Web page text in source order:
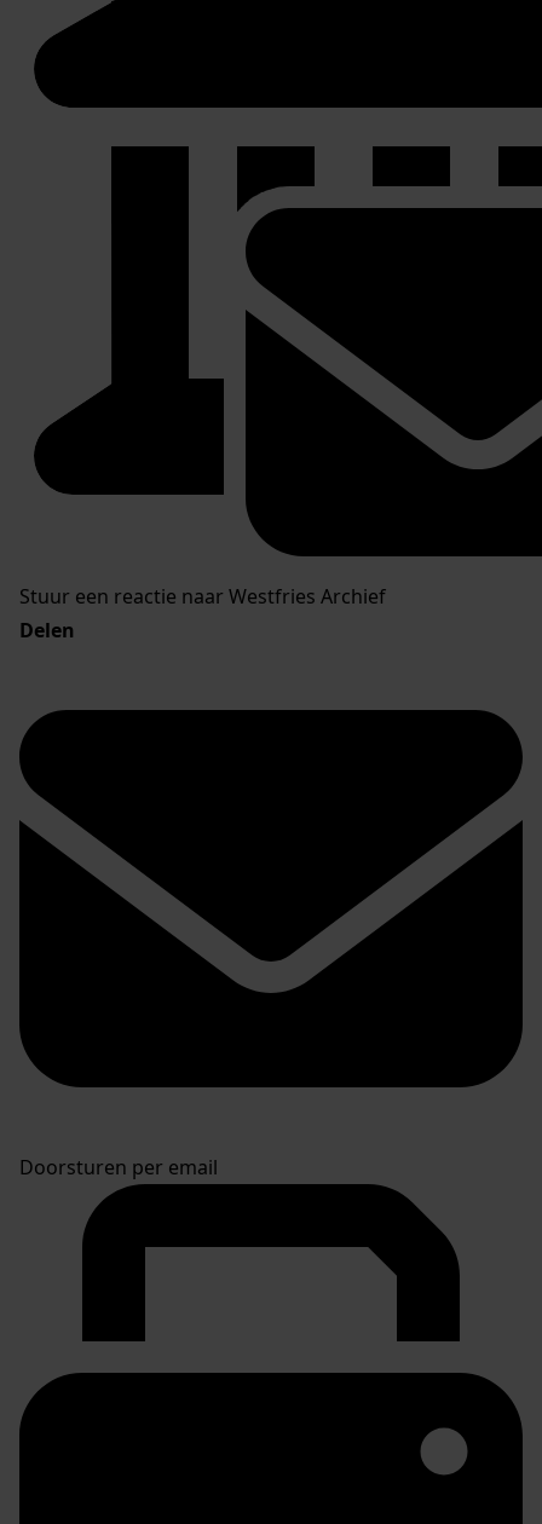
Stuur een reactie naar Westfries Archief
Delen
Doorsturen per email